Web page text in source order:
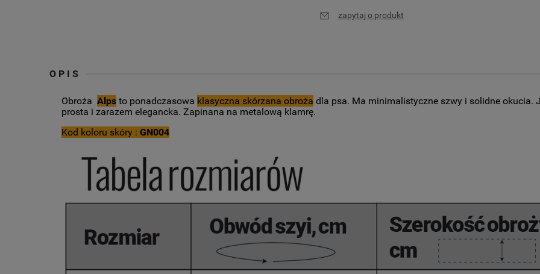
zapytaj o produkt
OPIS
Obroża Alps to ponadczasowa klasyczna skórzana obroża dla psa. Ma minimalistyczne szwy i solidne okucia.
prosta i zarazem elegancka. Zapinana na metalową klamrę.
Kod koloru skóry : GN004